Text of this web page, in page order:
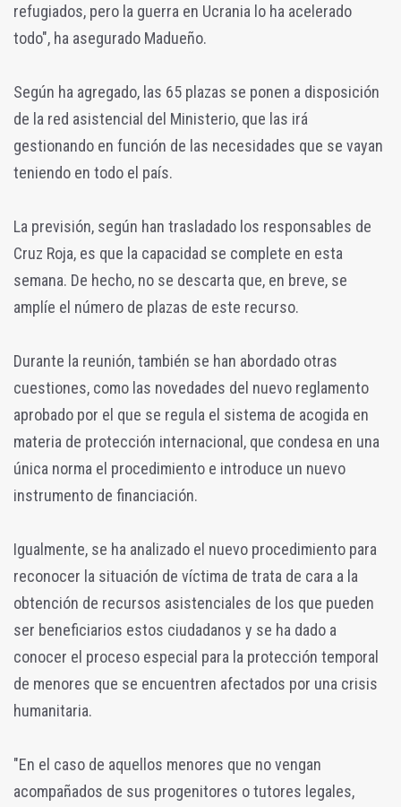
refugiados, pero la guerra en Ucrania lo ha acelerado
todo", ha asegurado Madueño.
Según ha agregado, las 65 plazas se ponen a disposición
de la red asistencial del Ministerio, que las irá
gestionando en función de las necesidades que se vayan
teniendo en todo el país.
La previsión, según han trasladado los responsables de
Cruz Roja, es que la capacidad se complete en esta
semana. De hecho, no se descarta que, en breve, se
amplíe el número de plazas de este recurso.
Durante la reunión, también se han abordado otras
cuestiones, como las novedades del nuevo reglamento
aprobado por el que se regula el sistema de acogida en
materia de protección internacional, que condesa en una
única norma el procedimiento e introduce un nuevo
instrumento de financiación.
Igualmente, se ha analizado el nuevo procedimiento para
reconocer la situación de víctima de trata de cara a la
obtención de recursos asistenciales de los que pueden
ser beneficiarios estos ciudadanos y se ha dado a
conocer el proceso especial para la protección temporal
de menores que se encuentren afectados por una crisis
humanitaria.
"En el caso de aquellos menores que no vengan
acompañados de sus progenitores o tutores legales,